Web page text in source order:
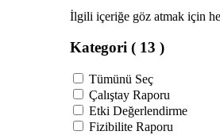
İlgili içeriğe göz atmak için
Kategori ( 13 )
Tümünü Seç
Çalıştay Raporu
Etki Değerlendirme
Fizibilite Raporu